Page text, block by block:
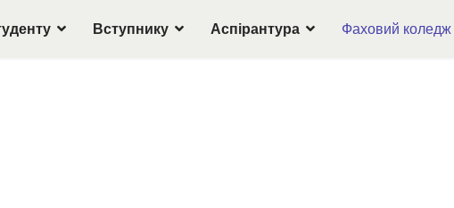
Вступнику Аспірантура Фаховий коледж